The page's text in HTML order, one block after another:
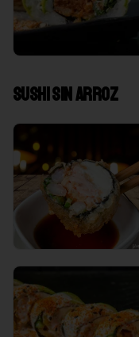
Sushi Sin Arroz